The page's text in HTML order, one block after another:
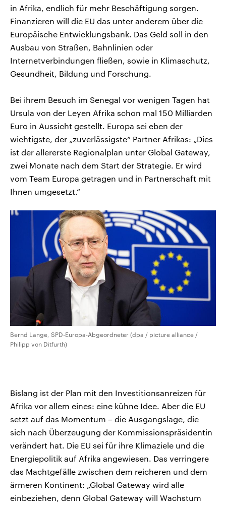
in Afrika, endlich für mehr Beschäftigung sorgen.
Finanzieren will die EU das unter anderem über die
Europäische Entwicklungsbank. Das Geld soll in den
Ausbau von Straßen, Bahnlinien oder
Internetverbindungen fließen, sowie in Klimaschutz,
Gesundheit, Bildung und Forschung.
Bei ihrem Besuch im Senegal vor wenigen Tagen hat
Ursula von der Leyen Afrika schon mal 150 Milliarden
Euro in Aussicht gestellt. Europa sei eben der
wichtigste, der „zuverlässigste“ Partner Afrikas: „Dies
ist der allererste Regionalplan unter Global Gateway,
zwei Monate nach dem Start der Strategie. Er wird
vom Team Europa getragen und in Partnerschaft mit
Ihnen umgesetzt.“
Bernd Lange, SPD-Europa-Abgeordneter (dpa / picture alliance /
Philipp von Ditfurth)
Bislang ist der Plan mit den Investitionsanreizen für
Afrika vor allem eines: eine kühne Idee. Aber die EU
setzt auf das Momentum – die Ausgangslage, die
sich nach Überzeugung der Kommissionspräsidentin
verändert hat. Die EU sei für ihre Klimaziele und die
Energiepolitik auf Afrika angewiesen. Das verringere
das Machtgefälle zwischen dem reicheren und dem
ärmeren Kontinent: „Global Gateway wird alle
einbeziehen, denn Global Gateway will Wachstum